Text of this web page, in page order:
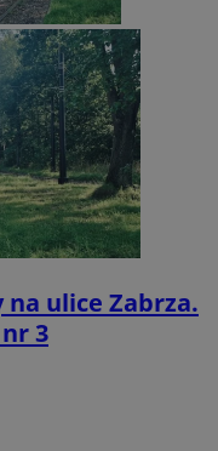
ulice Zabrza.
3